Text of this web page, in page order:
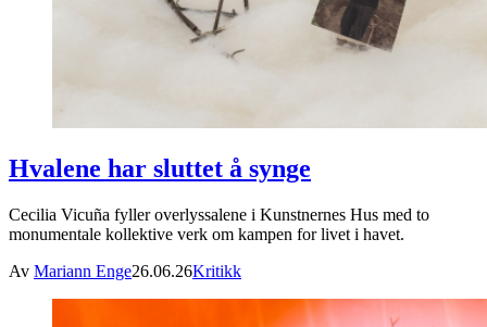
Hvalene har sluttet å synge
Cecilia Vicuña fyller overlyssalene i Kunstnernes Hus med to
monumentale kollektive verk om kampen for livet i havet.
Av Mariann Enge26.06.26Kritikk